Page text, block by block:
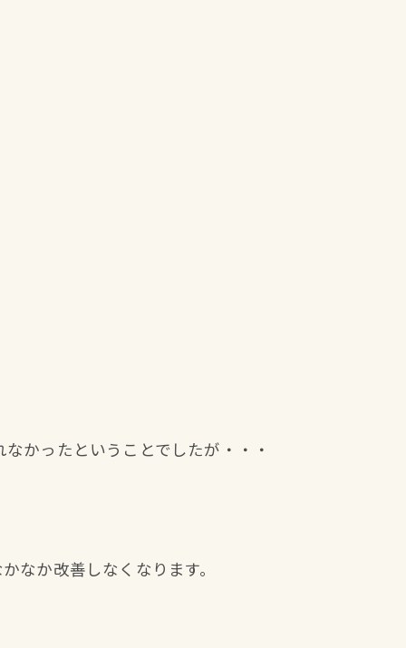
かったということでしたが・・・
なか改善しなくなります。